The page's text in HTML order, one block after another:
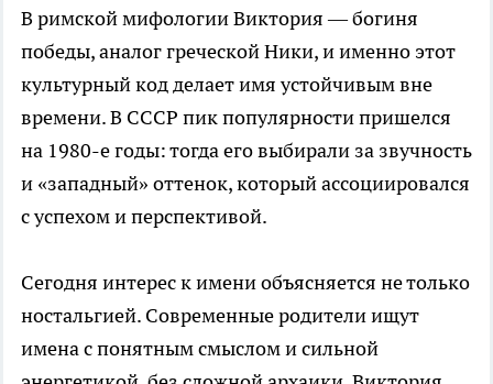
В римской мифологии Виктория — богиня
победы, аналог греческой Ники, и именно этот
культурный код делает имя устойчивым вне
времени. В СССР пик популярности пришелся
на 1980-е годы: тогда его выбирали за звучность
и «западный» оттенок, который ассоциировался
с успехом и перспективой.
Сегодня интерес к имени объясняется не только
ностальгией. Современные родители ищут
имена с понятным смыслом и сильной